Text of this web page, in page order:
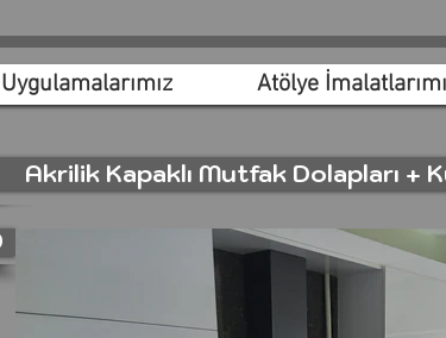
Uygulamalarımız Atölye
Akrilik Kapaklı Mutfak Dolapları +